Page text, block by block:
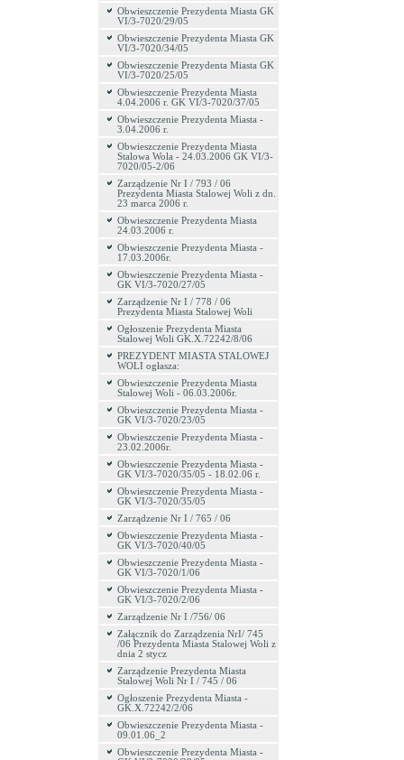
Obwieszczenie Prezydenta Miasta GK
VI/3-7020/29/05
Obwieszczenie Prezydenta Miasta GK
VI/3-7020/34/05
Obwieszczenie Prezydenta Miasta GK
VI/3-7020/25/05
Obwieszczenie Prezydenta Miasta
4.04.2006 r. GK VI/3-7020/37/05
Obwieszczenie Prezydenta Miasta -
3.04.2006 r.
Obwieszczenie Prezydenta Miasta
Stalowa Wola - 24.03.2006 GK VI/3-
7020/05-2/06
Zarządzenie Nr I / 793 / 06
Prezydenta Miasta Stalowej Woli z dn.
23 marca 2006 r.
Obwieszczenie Prezydenta Miasta
24.03.2006 r.
Obwieszczenie Prezydenta Miasta -
17.03.2006r.
Obwieszczenie Prezydenta Miasta -
GK VI/3-7020/27/05
Zarządzenie Nr I / 778 / 06
Prezydenta Miasta Stalowej Woli
Ogłoszenie Prezydenta Miasta
Stalowej Woli GK.X.72242/8/06
PREZYDENT MIASTA STALOWEJ
WOLI ogłasza:
Obwieszczenie Prezydenta Miasta
Stalowej Woli - 06.03.2006r.
Obwieszczenie Prezydenta Miasta -
GK VI/3-7020/23/05
Obwieszczenie Prezydenta Miasta -
23.02.2006r.
Obwieszczenie Prezydenta Miasta -
GK VI/3-7020/35/05 - 18.02.06 r.
Obwieszczenie Prezydenta Miasta -
GK VI/3-7020/35/05
Zarządzenie Nr I / 765 / 06
Obwieszczenie Prezydenta Miasta -
GK VI/3-7020/40/05
Obwieszczenie Prezydenta Miasta -
GK VI/3-7020/1/06
Obwieszczenie Prezydenta Miasta -
GK VI/3-7020/2/06
Zarządzenie Nr I /756/ 06
Załącznik do Zarządzenia NrI/ 745
/06 Prezydenta Miasta Stalowej Woli z
dnia 2 stycz
Zarządzenie Prezydenta Miasta
Stalowej Woli Nr I / 745 / 06
Ogłoszenie Prezydenta Miasta -
GK.X.72242/2/06
Obwieszczenie Prezydenta Miasta -
09.01.06_2
Obwieszczenie Prezydenta Miasta -